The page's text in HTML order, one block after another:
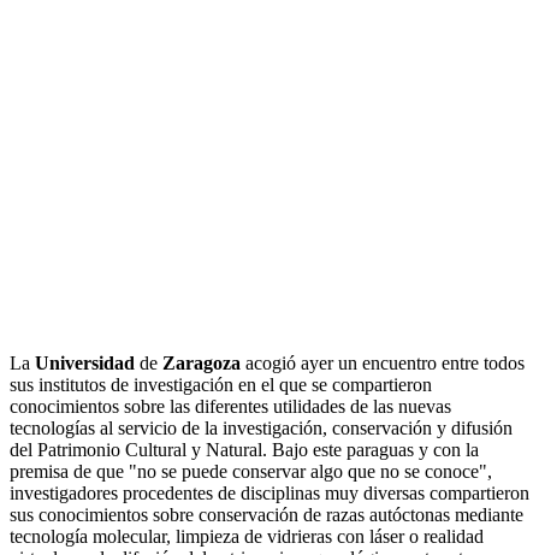
La Universidad de Zaragoza acogió ayer un encuentro entre todos
sus institutos de investigación en el que se compartieron
conocimientos sobre las diferentes utilidades de las nuevas
tecnologías al servicio de la investigación, conservación y difusión
del Patrimonio Cultural y Natural. Bajo este paraguas y con la
premisa de que "no se puede conservar algo que no se conoce",
investigadores procedentes de disciplinas muy diversas compartieron
sus conocimientos sobre conservación de razas autóctonas mediante
tecnología molecular, limpieza de vidrieras con láser o realidad